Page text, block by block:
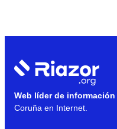
Web líder de información
Coruña en Internet.